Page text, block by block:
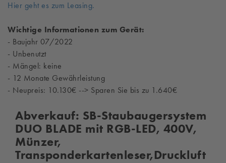
Hier geht es zum Leasing.
Wichtige Informationen zum Gerät:
- Baujahr 07/2022
- Unbenutzt
- Mängel: keine
- 12 Monate Gewährleistung
- Neupreis: 10.130€ --> Sparen Sie bis zu 1.640€
Abverkauf: SB-Staubaugersystem
DUO BLADE mit RGB-LED, 400V,
Münzer,
Transponderkartenleser,Druckluft